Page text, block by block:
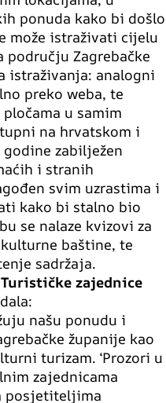
ponuda kako bi došlo
može istraživati cijelu
Zagrebačke
istraživanja: analogni
preko weba, te
u samim
na hrvatskom i
zabilježen
i stranih
svim uzrastima i
kako bi stalno bio
se nalaze kvizovi za
baštine, te
sadržaja.
zajednice
našu ponudu i
županije kao
turizam. ‘Prozori u
zajednicama
posjetiteljima